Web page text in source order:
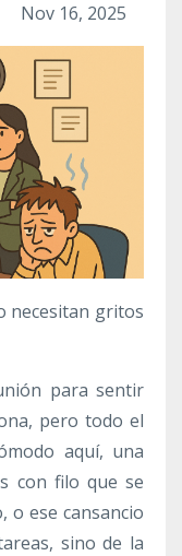
Nov 16, 2025
necesitan gritos
para sentir
pero todo el
aquí, una
con filo que se
o ese cansancio
sino de la